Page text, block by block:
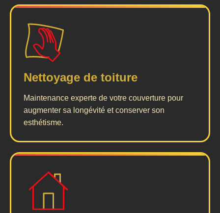
Nettoyage de toiture
Maintenance experte de votre couverture pour
augmenter sa longévité et conserver son
esthétisme.